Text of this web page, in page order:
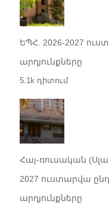
ԵՊՀ. 2026-2027
արդյունքները
5.1k դիտում
Հայ-ռուսական
2027 ուստարվա
արդյունքները